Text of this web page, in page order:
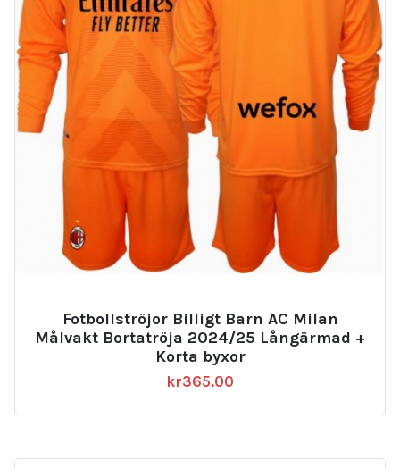
Fotbollströjor Billigt Barn AC Milan
Målvakt Bortatröja 2024/25 Långärmad +
Korta byxor
kr365.00